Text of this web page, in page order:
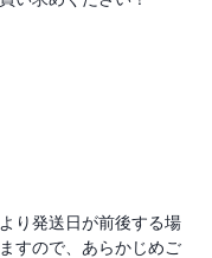
り発送日が前後する場
すので、あらかじめご